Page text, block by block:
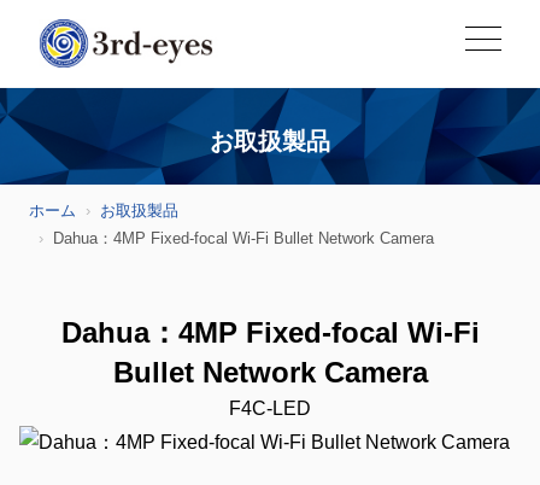
お取扱製品
ホーム
お取扱製品
Dahua：4MP Fixed-focal Wi-Fi Bullet Network Camera
Dahua：4MP Fixed-focal Wi-Fi
Bullet Network Camera
F4C-LED